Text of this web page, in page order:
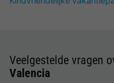
Veelgestelde vragen
Valencia